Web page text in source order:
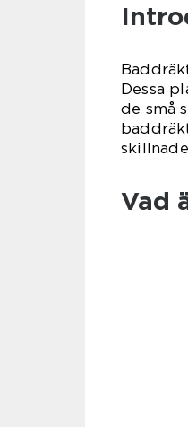
Dessa
de små
Vad